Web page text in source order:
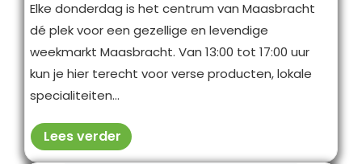
Elke donderdag is het centrum van Maasbracht
dé plek voor een gezellige en levendige
weekmarkt Maasbracht. Van 13:00 tot 17:00 uur
kun je hier terecht voor verse producten, lokale
specialiteiten...
Lees verder